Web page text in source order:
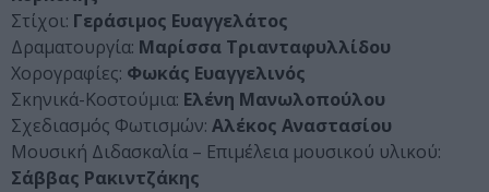
Στίχοι: Γεράσιμος Ευαγγελάτος
Δραματουργία: Μαρίσσα Τριανταφυλλίδου
Χορογραφίες: Φωκάς Ευαγγελινός
Σκηνικά-Κοστούμια: Ελένη Μανωλοπούλου
Σχεδιασμός Φωτισμών: Αλέκος Αναστασίου
Μουσική Διδασκαλία – Επιμέλεια μουσικού υλικού:
Σάββας Ρακιντζάκης